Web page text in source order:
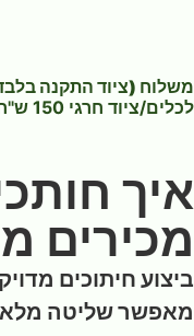
משלוח (ציוד התקנה
לכלים/ציוד חרגי 150 ש"ח (למקומות חרגים יתואם מראש)
איך
מכירים
ביצוע חיתוכים
מאפשר שליטה מלאה